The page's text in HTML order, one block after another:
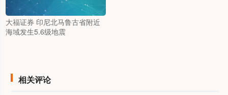
大福证券 印尼北马鲁古省附近
海域发生5.6级地震
相关评论